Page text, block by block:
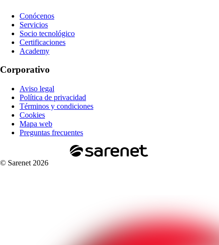
Conócenos
Servicios
Socio tecnológico
Certificaciones
Academy
Corporativo
Aviso legal
Política de privacidad
Términos y condiciones
Cookies
Mapa web
Preguntas frecuentes
© Sarenet 2026